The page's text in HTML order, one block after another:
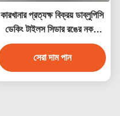
কারখানার প্রত্যক্ষ বিক্রয় ডাব্লুপিসি
ডেকিং টাইলস সিডার রঙের নকশা
ডাব্লুপিসি জলরোধী টেকসই ডেকিং
আউটডোর
সেরা দাম পান